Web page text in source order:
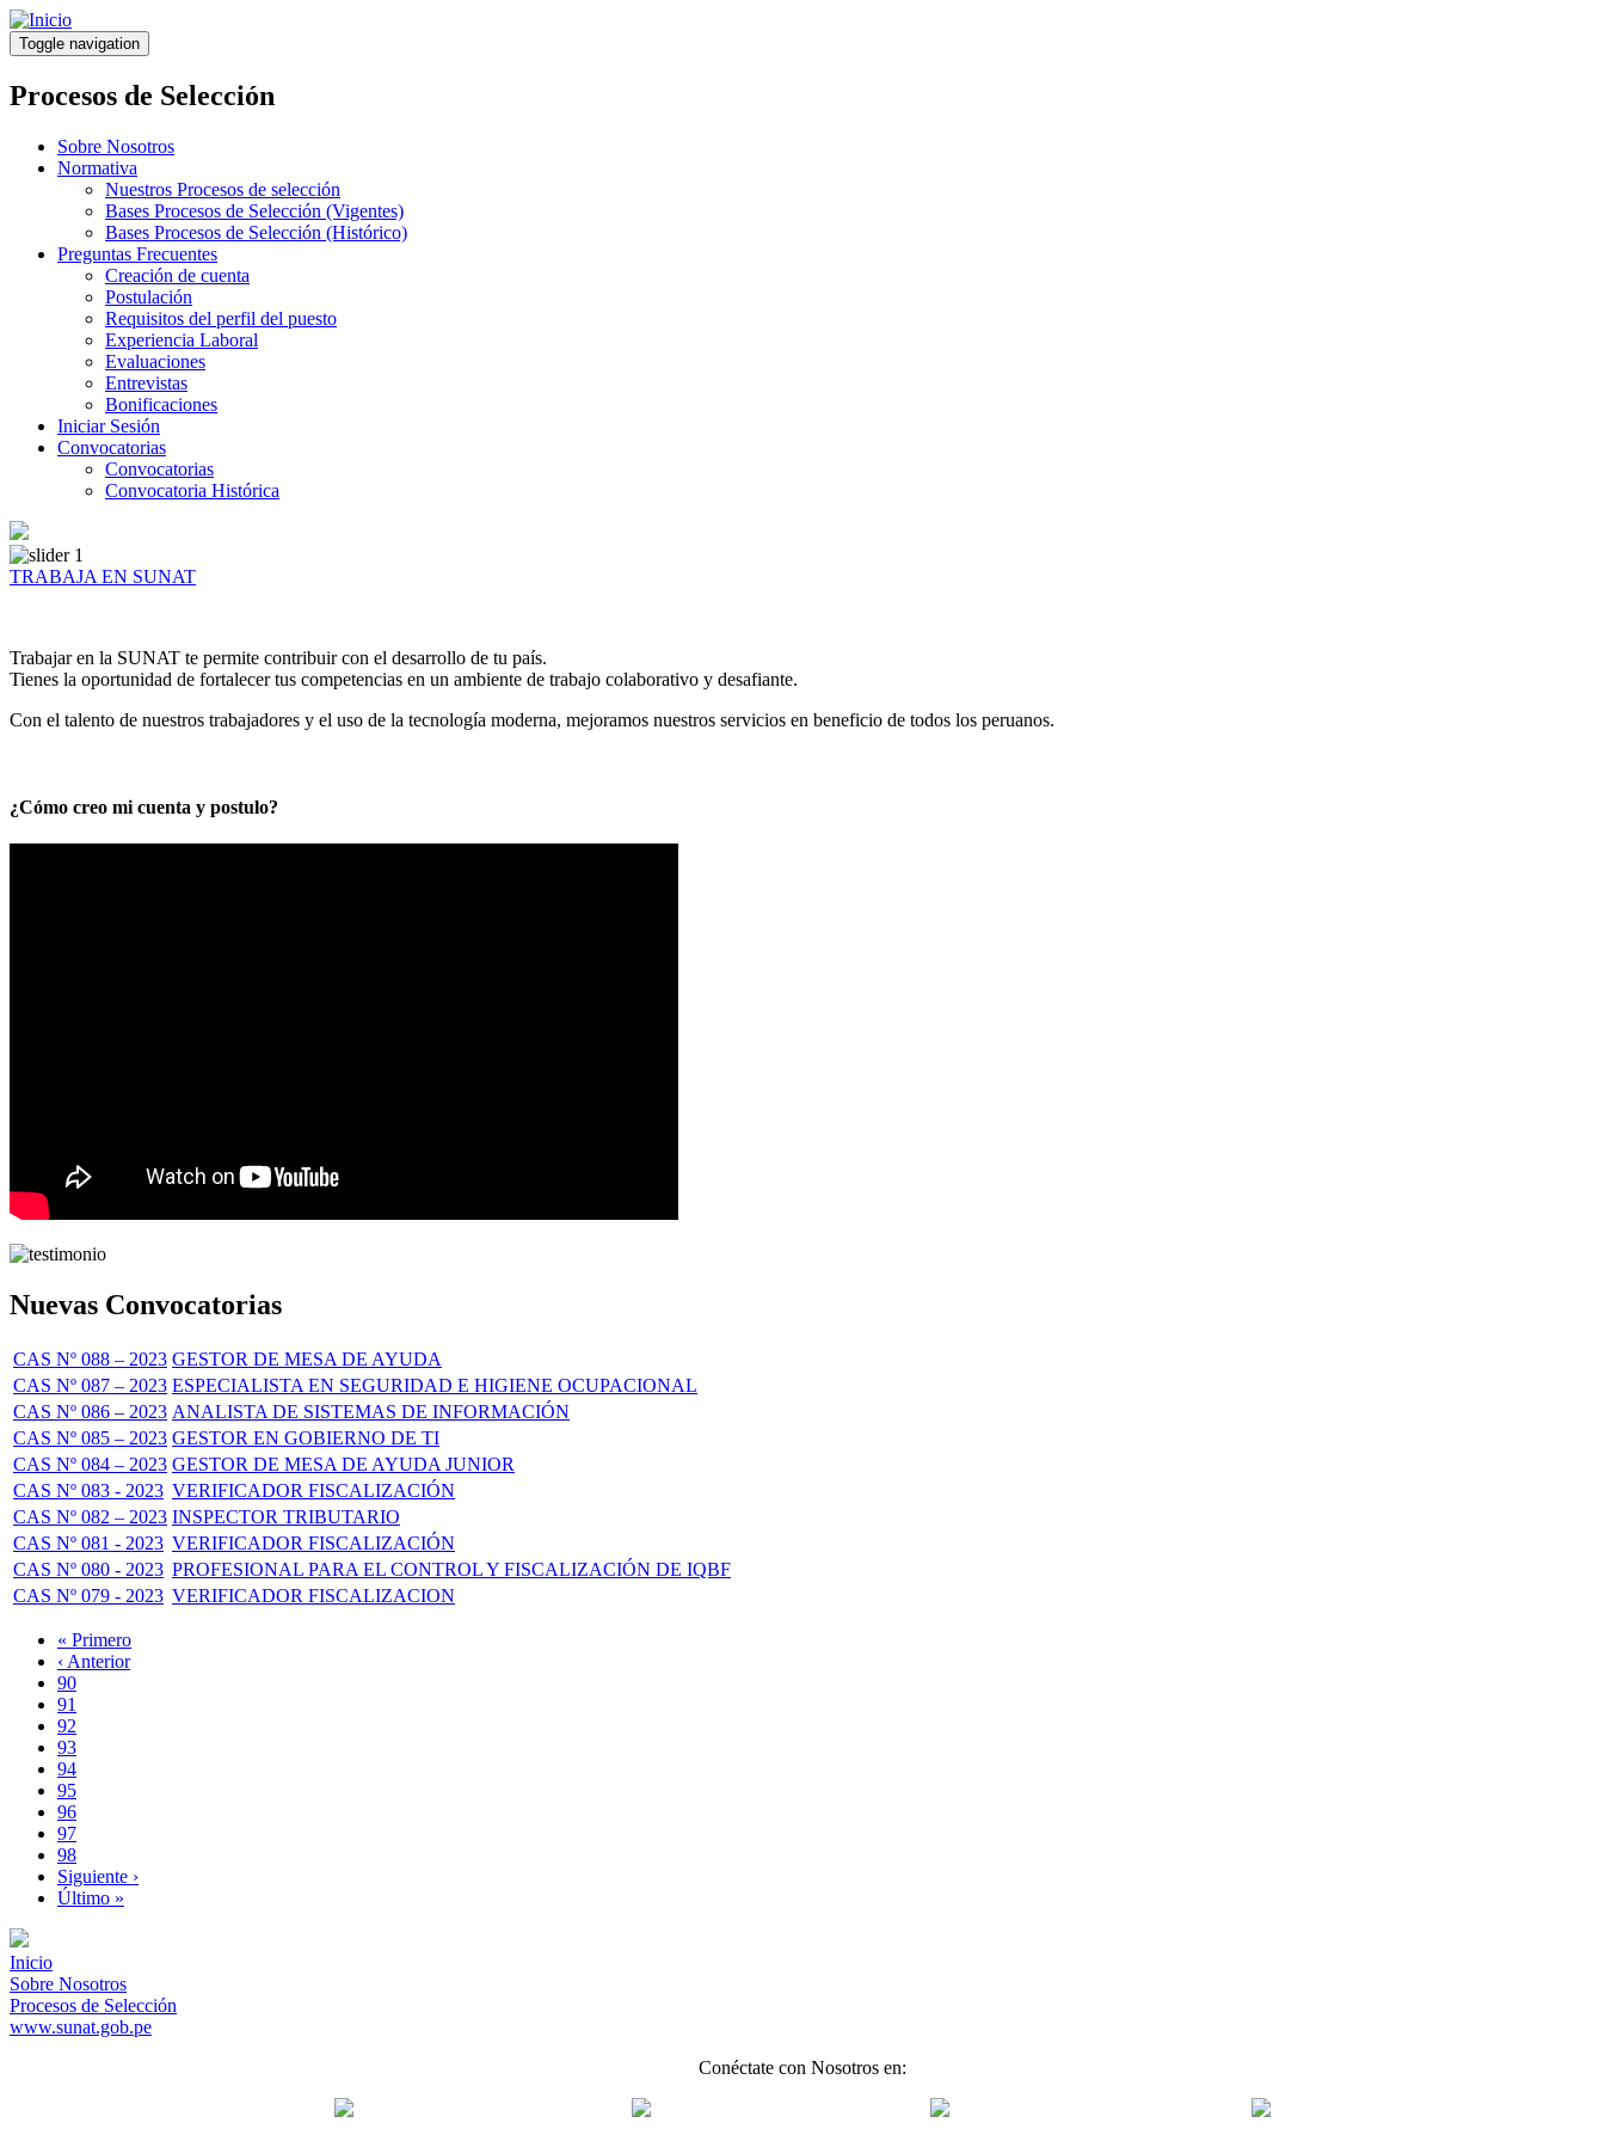
Pasar
al
contenido
principal
Toggle navigation
Procesos de Selección
Sobre Nosotros
Normativa
Nuestros Procesos de selección
Bases Procesos de Selección (Vigentes)
Bases Procesos de Selección (Histórico)
Preguntas Frecuentes
Creación de cuenta
Postulación
Requisitos del perfil del puesto
Experiencia Laboral
Evaluaciones
Entrevistas
Bonificaciones
Iniciar Sesión
Convocatorias
Convocatorias
Convocatoria Histórica
TRABAJA EN SUNAT
Trabajar en la SUNAT te permite contribuir con el desarrollo de tu país.
Tienes la oportunidad de fortalecer tus competencias en un ambiente de trabajo colaborativo y desafiante.
Con el talento de nuestros trabajadores y el uso de la tecnología moderna, mejoramos nuestros servicios en beneficio de todos los peruanos.
¿Cómo creo mi cuenta y postulo?
Nuevas Convocatorias
CAS Nº 088 – 2023 GESTOR DE MESA DE AYUDA
CAS Nº 087 – 2023 ESPECIALISTA EN SEGURIDAD E HIGIENE OCUPACIONAL
CAS Nº 086 – 2023 ANALISTA DE SISTEMAS DE INFORMACIÓN
CAS Nº 085 – 2023 GESTOR EN GOBIERNO DE TI
CAS Nº 084 – 2023 GESTOR DE MESA DE AYUDA JUNIOR
CAS Nº 083 - 2023 VERIFICADOR FISCALIZACIÓN
CAS Nº 082 – 2023 INSPECTOR TRIBUTARIO
CAS Nº 081 - 2023 VERIFICADOR FISCALIZACIÓN
CAS Nº 080 - 2023 PROFESIONAL PARA EL CONTROL Y FISCALIZACIÓN DE IQBF
CAS Nº 079 - 2023 VERIFICADOR FISCALIZACION
Paginación
Primera
página
« Primero
Página
anterior
‹ Anterior
Page
90
Page
91
Page
92
Page
93
Página
actual
94
Page
95
Page
96
Page
97
Page
98
Siguiente
página
Siguiente ›
Última
Último »
Inicio
Sobre Nosotros
Procesos de Selección
www.sunat.gob.pe
Conéctate con Nosotros en: